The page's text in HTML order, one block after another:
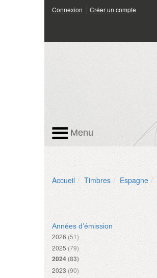
Connexion Créer un compte
Menu
Accueil Timbres Espagne
Années d’émission
2026 (51)
2025 (79)
2024(83)
2023 (90)